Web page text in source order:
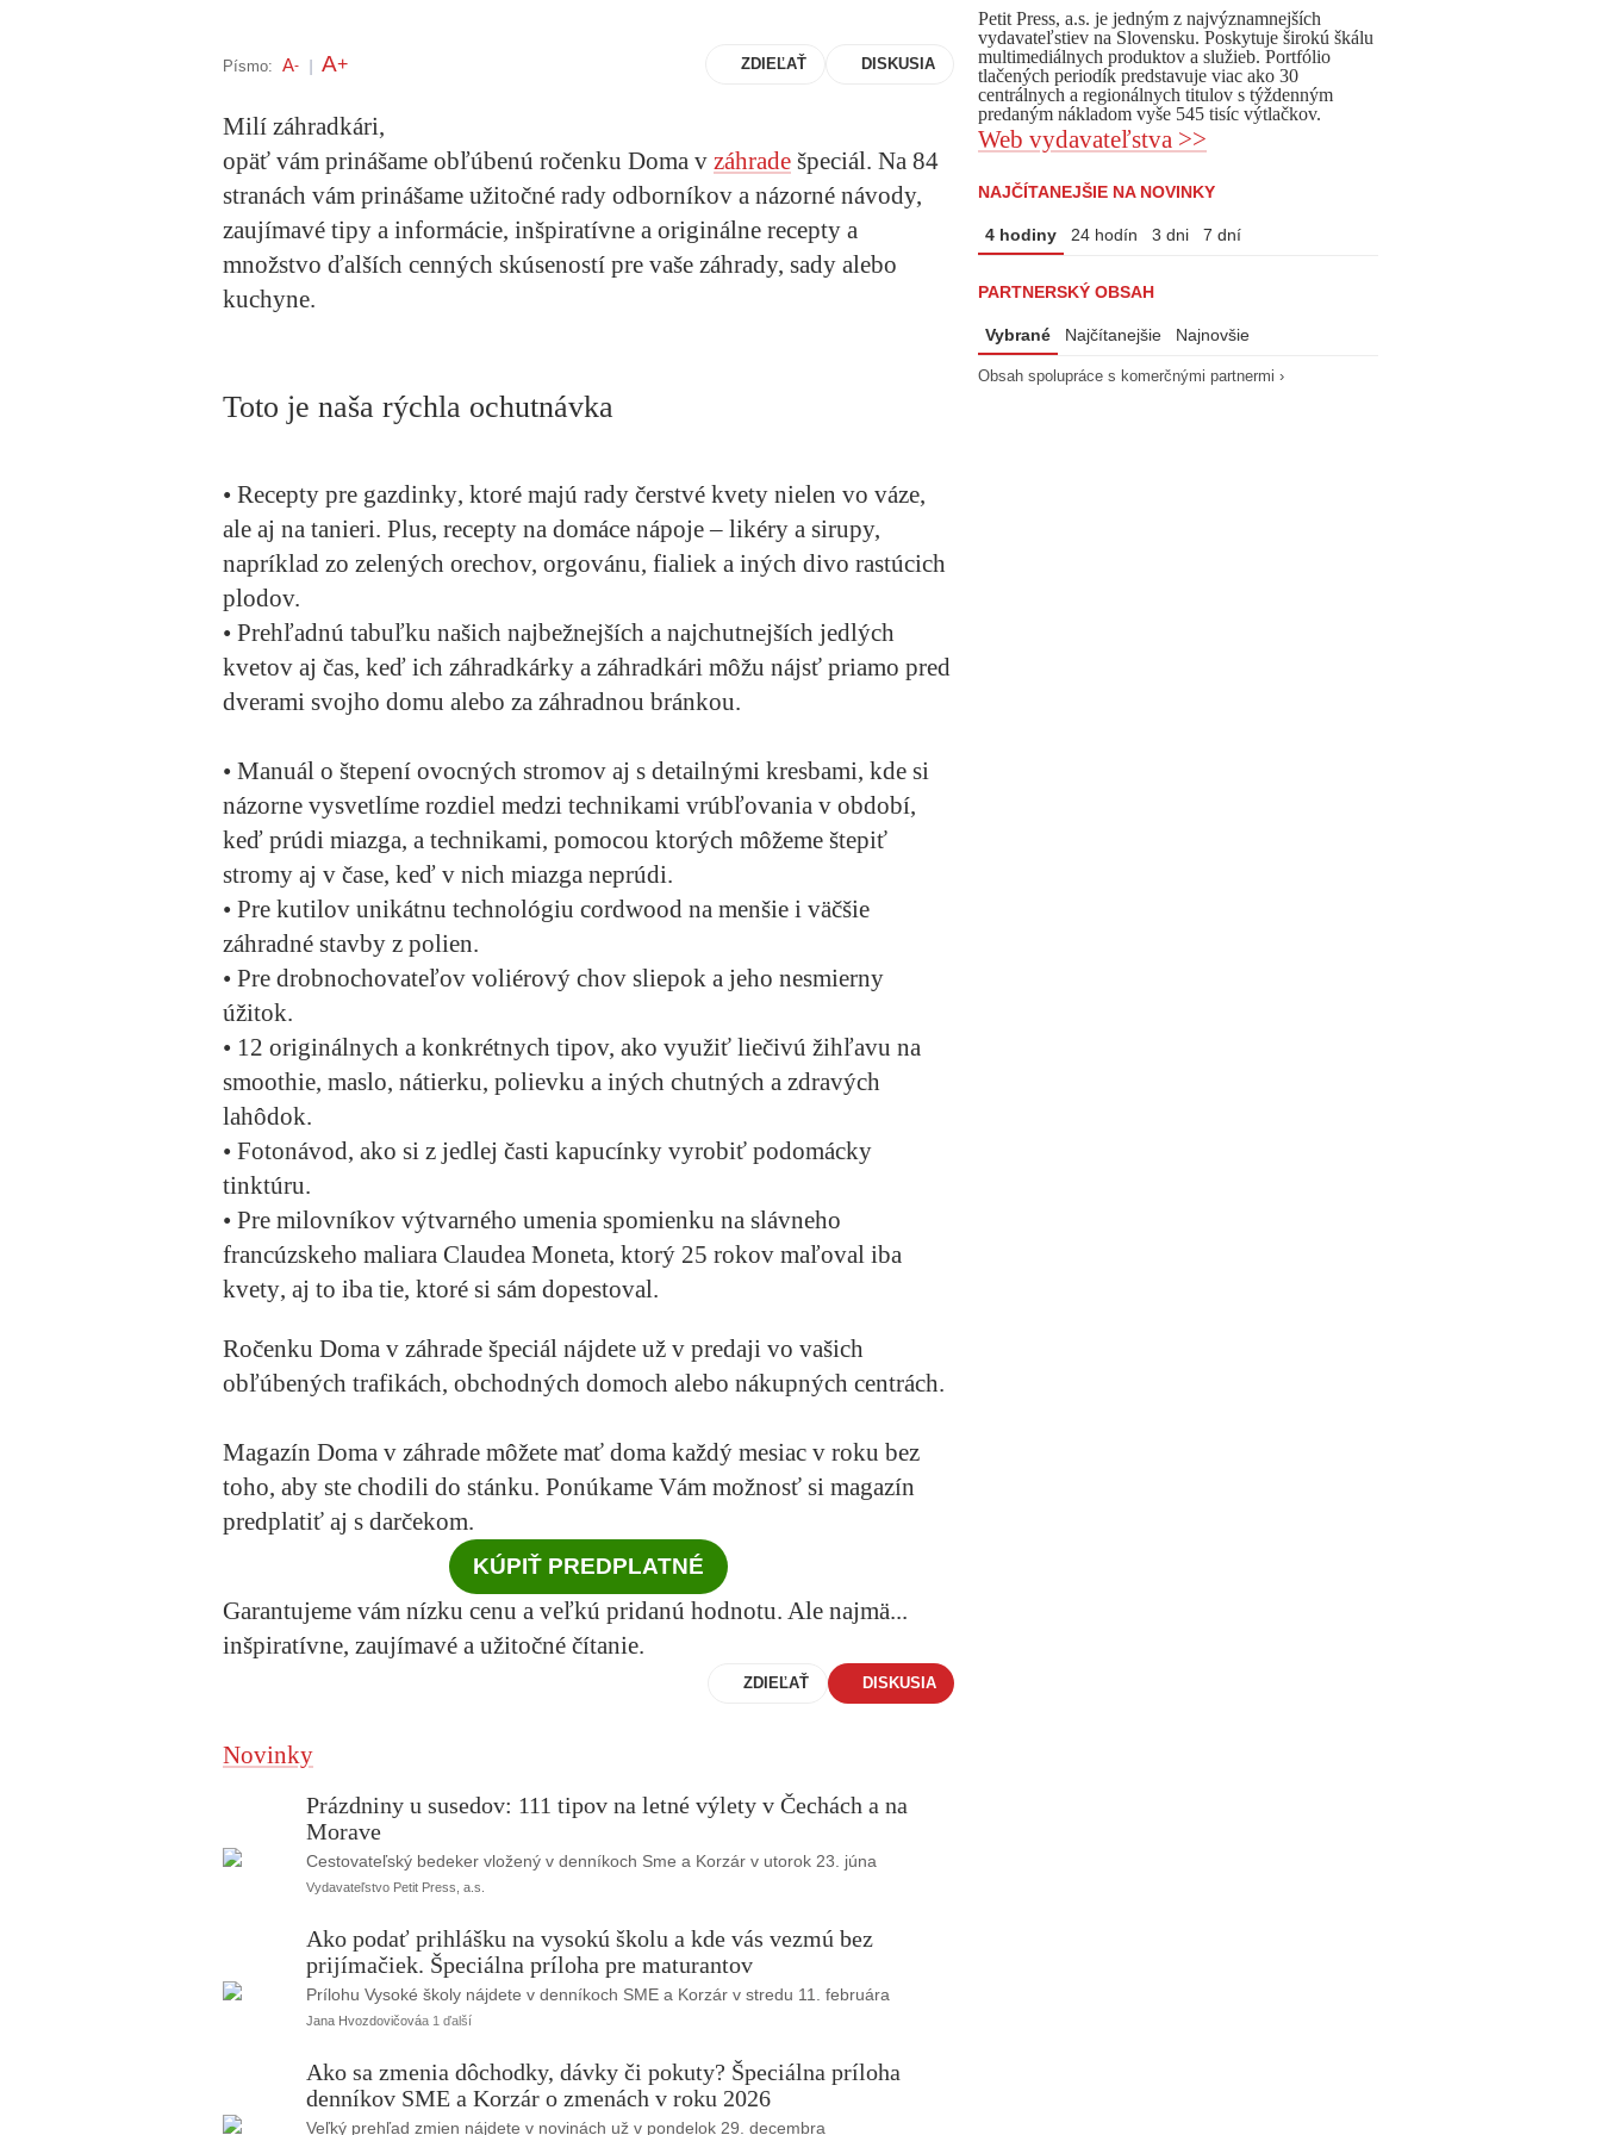
Písmo: A- A+ ZDIEĽAŤ DISKUSIA
Milí záhradkári,
opäť vám prinášame obľúbenú ročenku Doma v záhrade špeciál. Na 84
stranách vám prinášame užitočné rady odborníkov a názorné návody,
zaujímavé tipy a informácie, inšpiratívne a originálne recepty a
množstvo ďalších cenných skúseností pre vaše záhrady, sady alebo
kuchyne.
Toto je naša rýchla ochutnávka
• Recepty pre gazdinky, ktoré majú rady čerstvé kvety nielen vo váze,
ale aj na tanieri. Plus, recepty na domáce nápoje – likéry a sirupy,
napríklad zo zelených orechov, orgovánu, fialiek a iných divo rastúcich
plodov.
• Prehľadnú tabuľku našich najbežnejších a najchutnejších jedlých
kvetov aj čas, keď ich záhradkárky a záhradkári môžu nájsť priamo pred
dverami svojho domu alebo za záhradnou bránkou.
• Manuál o štepení ovocných stromov aj s detailnými kresbami, kde si
názorne vysvetlíme rozdiel medzi technikami vrúbľovania v období,
keď prúdi miazga, a technikami, pomocou ktorých môžeme štepiť
stromy aj v čase, keď v nich miazga neprúdi.
• Pre kutilov unikátnu technológiu cordwood na menšie i väčšie
záhradné stavby z polien.
• Pre drobnochovateľov voliérový chov sliepok a jeho nesmierny
úžitok.
• 12 originálnych a konkrétnych tipov, ako využiť liečivú žihľavu na
smoothie, maslo, nátierku, polievku a iných chutných a zdravých
lahôdok.
• Fotonávod, ako si z jedlej časti kapucínky vyrobiť podomácky
tinktúru.
• Pre milovníkov výtvarného umenia spomienku na slávneho
francúzskeho maliara Claudea Moneta, ktorý 25 rokov maľoval iba
kvety, aj to iba tie, ktoré si sám dopestoval.
Ročenku Doma v záhrade špeciál nájdete už v predaji vo vašich
obľúbených trafikách, obchodných domoch alebo nákupných centrách.
Magazín Doma v záhrade môžete mať doma každý mesiac v roku bez
toho, aby ste chodili do stánku. Ponúkame Vám možnosť si magazín
predplatiť aj s darčekom.
KÚPIŤ PREDPLATNÉ
Garantujeme vám nízku cenu a veľkú pridanú hodnotu. Ale najmä...
inšpiratívne, zaujímavé a užitočné čítanie.
ZDIEĽAŤ DISKUSIA
Novinky
Prázdniny u susedov: 111 tipov na letné výlety v Čechách a na
Morave
Cestovateľský bedeker vložený v denníkoch Sme a Korzár v utorok 23. júna
Vydavateľstvo Petit Press, a.s.
Ako podať prihlášku na vysokú školu a kde vás vezmú bez
prijímačiek. Špeciálna príloha pre maturantov
Prílohu Vysoké školy nájdete v denníkoch SME a Korzár v stredu 11. februára
Jana Hvozdovičováa 1 ďalší
Ako sa zmenia dôchodky, dávky či pokuty? Špeciálna príloha
denníkov SME a Korzár o zmenách v roku 2026
Veľký prehľad zmien nájdete v novinách už v pondelok 29. decembra
Petit Press, a.s. je jedným z najvýznamnejších
vydavateľstiev na Slovensku. Poskytuje širokú škálu
multimediálnych produktov a služieb. Portfólio
tlačených periodík predstavuje viac ako 30
centrálnych a regionálnych titulov s týždenným
predaným nákladom vyše 545 tisíc výtlačkov.
Web vydavateľstva >>
NAJČÍTANEJŠIE NA NOVINKY
4 hodiny 24 hodín 3 dni 7 dní
PARTNERSKÝ OBSAH
Vybrané Najčítanejšie Najnovšie
Obsah spolupráce s komerčnými partnermi ›